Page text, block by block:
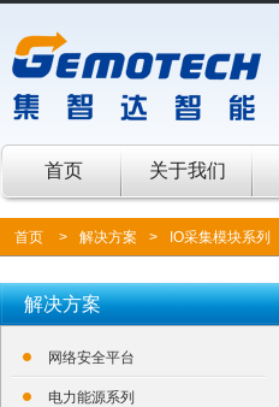
首页 关于我们
首页 > 解决方案 > IO采集模块系列
解决方案
网络安全平台
电力能源系列